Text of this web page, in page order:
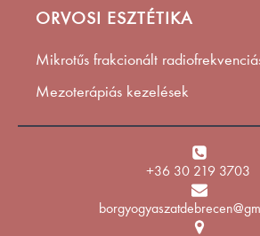
ORVOSI ESZTÉTIKA
Mikrotűs frakcionált
Mezoterápiás kezelések
+36 30 219 3703